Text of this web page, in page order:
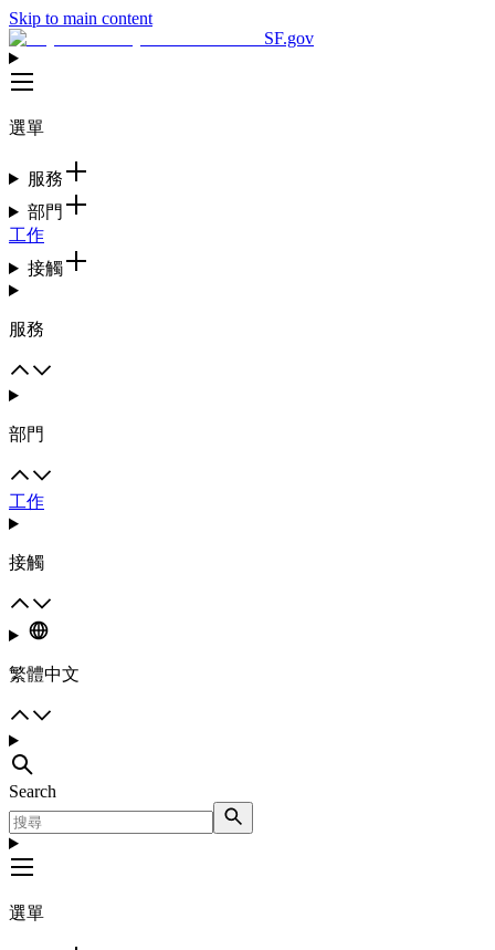
Skip to main content
SF.gov
選單
服務
部門
工作
接觸
服務
部門
工作
接觸
繁體中文
Search
選單